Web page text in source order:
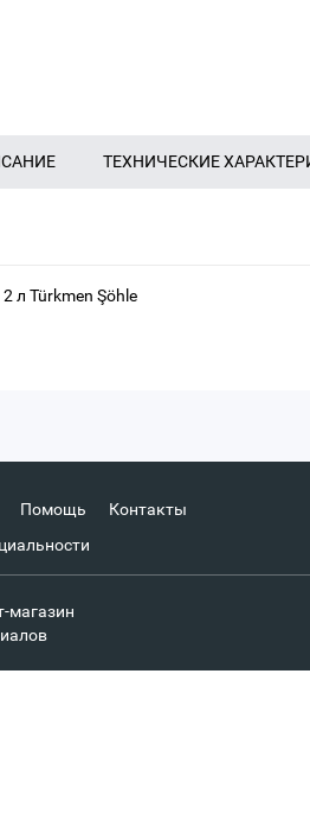
ТЕХНИЧЕСКИЕ
л Türkmen Şöhle
Помощь
Контакты
магазин